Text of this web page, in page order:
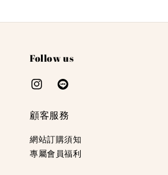
Follow us
顧客服務
網站訂購須知
專屬會員福利